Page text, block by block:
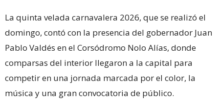
La quinta velada carnavalera 2026, que se realizó el
domingo, contó con la presencia del gobernador Juan
Pablo Valdés en el Corsódromo Nolo Alías, donde
comparsas del interior llegaron a la capital para
competir en una jornada marcada por el color, la
música y una gran convocatoria de público.